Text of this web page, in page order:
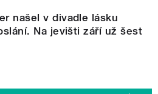
našel v divadle lásku
Na jevišti září už šest